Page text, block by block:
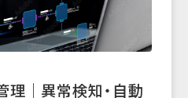
｜異常検知・自動